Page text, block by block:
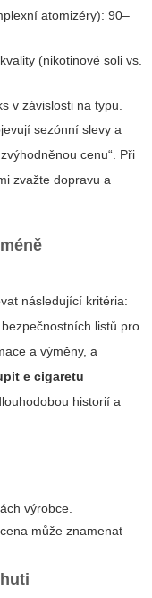
atomizéry): 90–
(nikotinové soli vs.
v závislosti na typu.
sezónní slevy a
cenu“. Při
zvažte dopravu a
následující kritéria:
listů pro
a výměny, a
e cigaretu
historií a
výrobce.
může znamenat